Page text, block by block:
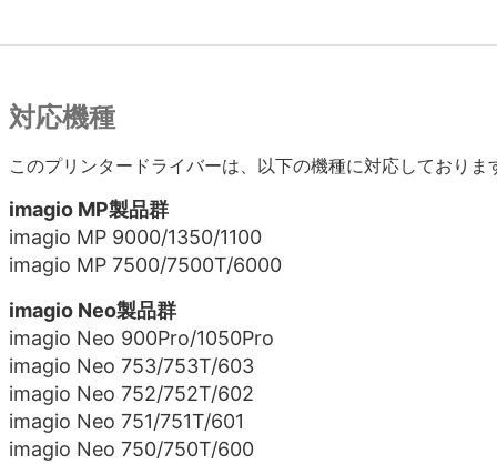
対応機種
このプリンタードライバーは、以下の機種に対応しておりま
imagio MP製品群
imagio MP 9000/1350/1100
imagio MP 7500/7500T/6000
imagio Neo製品群
imagio Neo 900Pro/1050Pro
imagio Neo 753/753T/603
imagio Neo 752/752T/602
imagio Neo 751/751T/601
imagio Neo 750/750T/600